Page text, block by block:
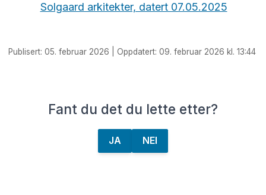
Solgaard arkitekter, datert 07.05.2025
Publisert: 05. februar 2026 | Oppdatert: 09. februar 2026 kl. 13:44
Fant du det du lette etter?
JA NEI